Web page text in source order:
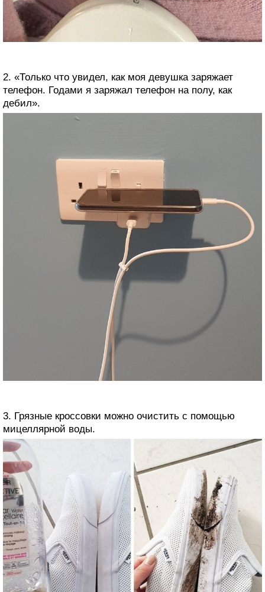
2. «Только что увидел, как моя девушка заряжает
телефон. Годами я заряжал телефон на полу, как
дебил».
3. Грязные кроссовки можно очистить с помощью
мицеллярной воды.